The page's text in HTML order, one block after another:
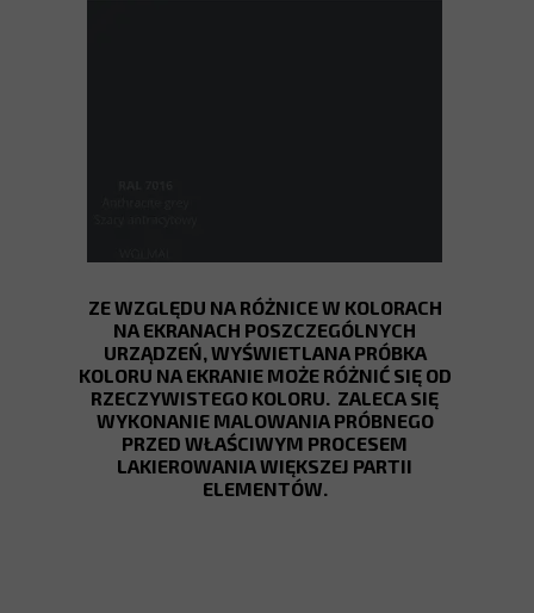
ZE WZGLĘDU NA RÓŻNICE W KOLORACH
NA EKRANACH POSZCZEGÓLNYCH
URZĄDZEŃ, WYŚWIETLANA PRÓBKA
KOLORU NA EKRANIE MOŻE RÓŻNIĆ SIĘ OD
RZECZYWISTEGO KOLORU. ZALECA SIĘ
WYKONANIE MALOWANIA PRÓBNEGO
PRZED WŁAŚCIWYM PROCESEM
LAKIEROWANIA WIĘKSZEJ PARTII
ELEMENTÓW.